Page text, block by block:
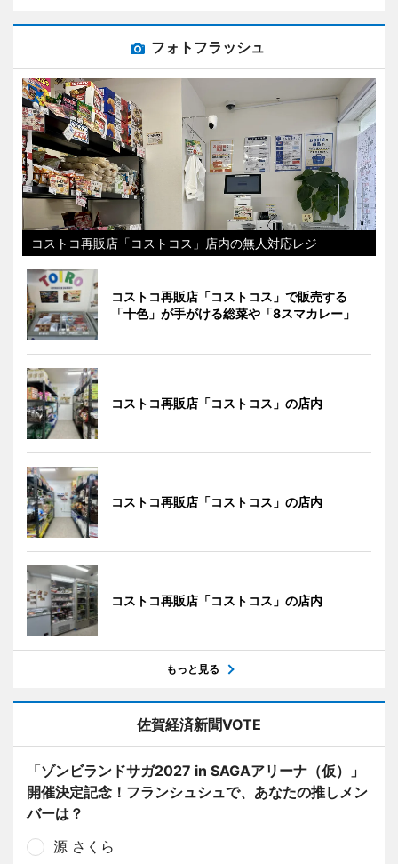
フォトフラッシュ
コストコ再販店「コストコス」店内の無人対応レジ
コストコ再販店「コストコス」で販売する
「十色」が手がける総菜や「8スマカレー」
コストコ再販店「コストコス」の店内
コストコ再販店「コストコス」の店内
コストコ再販店「コストコス」の店内
もっと見る
佐賀経済新聞VOTE
「ゾンビランドサガ2027 in SAGAアリーナ（仮）」
開催決定記念！フランシュシュで、あなたの推しメン
バーは？
源 さくら